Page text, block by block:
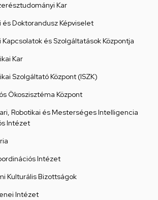
Kar
és Doktorandusz Képviselet
és Szolgáltatások Központja
Kar
Szolgáltató Központ (ISZK)
Ökoszisztéma Központ
Robotikai és Mesterséges Intelligencia
Intézet
Intézet
Kulturális Bizottságok
Intézet